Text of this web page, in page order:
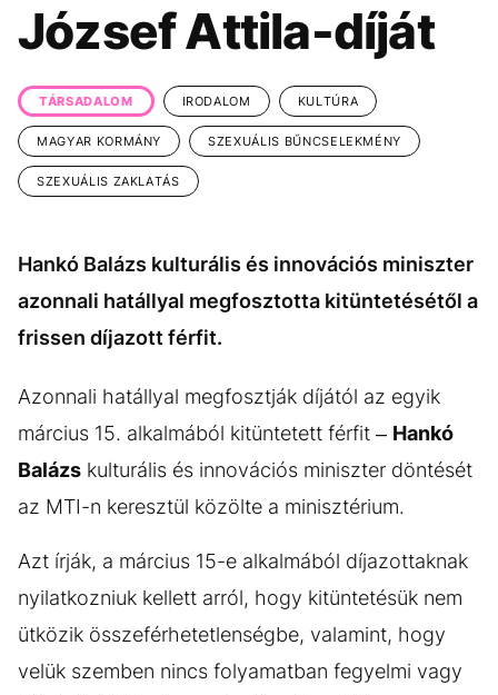
KÖZÉLET UTAZÁS
ÉLETMÓD DESIGN
BESZÉLGETÉSEK ARCOK
VIDEÓ TÖRTÉNETEK
GASZTRO
József Attila-díját
TÁRSADALOM IRODALOM KULTÚRA
MAGYAR KORMÁNY SZEXUÁLIS BŰNCSELEKMÉNY
SZEXUÁLIS ZAKLATÁS
Hankó Balázs kulturális és innovációs miniszter
azonnali hatállyal megfosztotta kitüntetésétől a
frissen díjazott férfit.
Azonnali hatállyal megfosztják díjától az egyik
március 15. alkalmából kitüntetett férfit – Hankó
Balázs kulturális és innovációs miniszter döntését
az MTI-n keresztül közölte a minisztérium.
Azt írják, a március 15-e alkalmából díjazottaknak
nyilatkozniuk kellett arról, hogy kitüntetésük nem
ütközik összeférhetetlenségbe, valamint, hogy
velük szemben nincs folyamatban fegyelmi vagy